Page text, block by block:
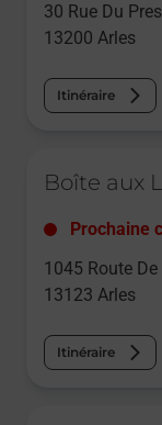
30 Rue Du
13200 Arles
Itinéraire
Boîte aux
Prochaine
1045 Route
13123 Arles
Itinéraire